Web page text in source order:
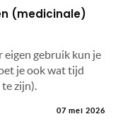
(medicinale)
gebruik kun je
je ook wat tijd
zijn).
07 mei 2026